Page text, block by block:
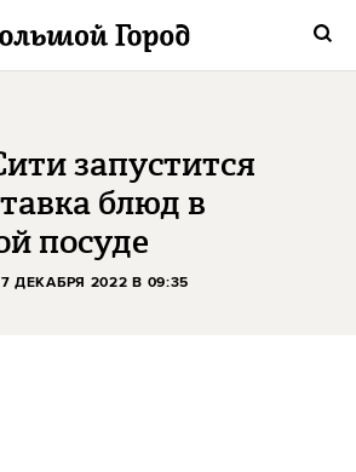
запустится
блюд в
посуде
ДЕКАБРЯ 2022 В 09:35